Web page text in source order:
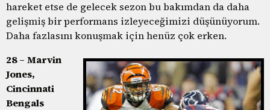
hareket etse de gelecek sezon bu bakımdan da daha
gelişmiş bir performans izleyeceğimizi düşünüyorum.
Daha fazlasını konuşmak için henüz çok erken.
28 – Marvin
Jones,
Cincinnati
Bengals